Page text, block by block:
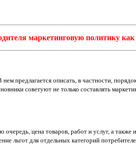
маркетинговую политику
предлагается описать, в частности,
советуют не только составлять
цена товаров, работ и услуг, а также
льгот для отдельных категорий